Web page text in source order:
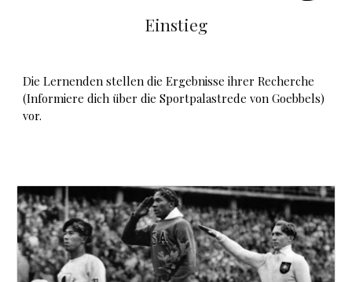
Einstieg
Die Lernenden stellen die Ergebnisse ihrer Recherche
(Informiere dich überdie Sportpalastrede von Goebbels)
vor.